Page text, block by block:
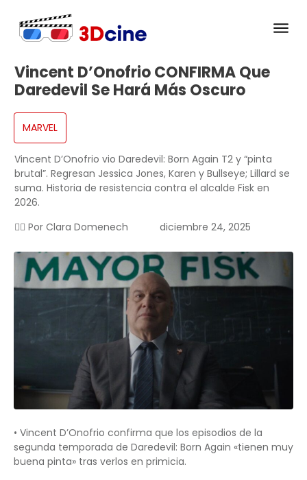
Vincent D’Onofrio CONFIRMA Que
Daredevil Se Hará Más Oscuro
MARVEL
Vincent D’Onofrio vio Daredevil: Born Again T2 y “pinta
brutal”. Regresan Jessica Jones, Karen y Bullseye; Lillard se
suma. Historia de resistencia contra el alcalde Fisk en
2026.
✍🏻 Por Clara Domenech diciembre 24, 2025
• Vincent D’Onofrio confirma que los episodios de la
segunda temporada de Daredevil: Born Again «tienen muy
buena pinta» tras verlos en primicia.